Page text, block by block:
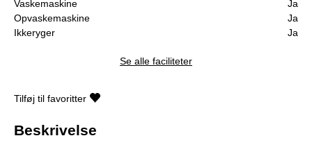
Vaskemaskine
Ja
Opvaskemaskine
Ja
Ikkeryger
Ja
Se alle faciliteter
Tilføj til favoritter
Beskrivelse